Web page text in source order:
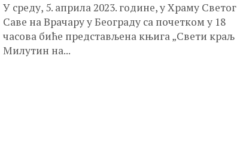
У среду, 5. априла 2023. године, у Храму Светог
Саве на Врачару у Београду са почетком у 18
часова биће представљена књига „Свети краљ
Милутин на...